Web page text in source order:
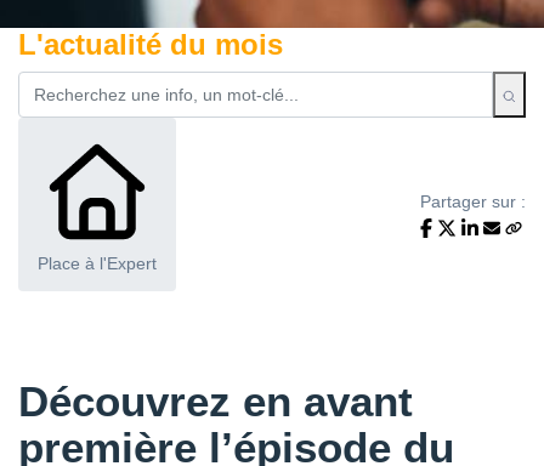
L'actualité du mois
Place à l'Expert
Partager sur :
Découvrez en avant
première l’épisode du